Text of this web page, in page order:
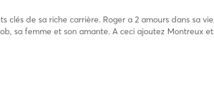
clés de sa riche carrière. Roger a 2 amours dans sa
sa femme et son amante. A ceci ajoutez Montreux